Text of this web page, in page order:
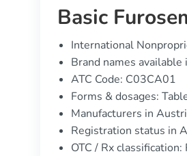
Basic
International
Brand names
ATC Code: C03CA01
Forms & dosages:
Manufacturers in
Registration status in
OTC / Rx